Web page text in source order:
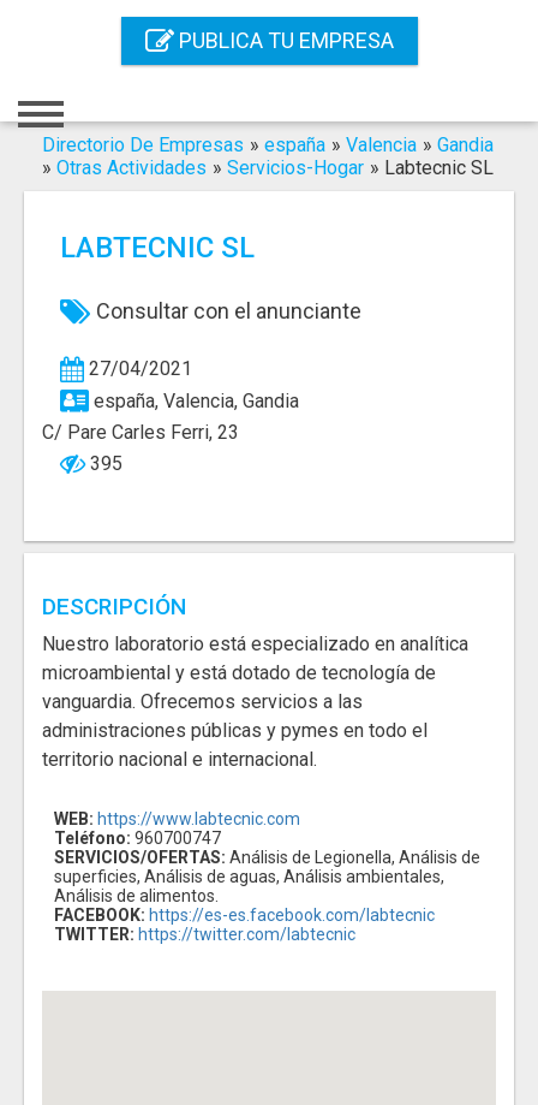
PUBLICA TU EMPRESA
Registro
Contacto
Servicios Online
Servicios SEO
Publica Tu Empresa
Buscar
Directorio De Empresas » españa » Valencia » Gandia
» Otras Actividades » Servicios-Hogar » Labtecnic SL
LABTECNIC SL
Consultar con el anunciante
27/04/2021
españa, Valencia, Gandia
C/ Pare Carles Ferri, 23
395
DESCRIPCIÓN
Nuestro laboratorio está especializado en analítica
microambiental y está dotado de tecnología de
vanguardia. Ofrecemos servicios a las
administraciones públicas y pymes en todo el
territorio nacional e internacional.
WEB: https://www.labtecnic.com
Teléfono: 960700747
SERVICIOS/OFERTAS: Análisis de Legionella, Análisis de
superficies, Análisis de aguas, Análisis ambientales,
Análisis de alimentos.
FACEBOOK: https://es-es.facebook.com/labtecnic
TWITTER: https://twitter.com/labtecnic